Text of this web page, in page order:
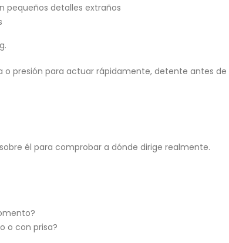
pequeños detalles extraños
o presión para actuar rápidamente, detente antes de
él para comprobar a dónde dirige realmente.
o con prisa?